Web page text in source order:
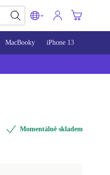
MacBooky iPhone 13
Momentálně skladem